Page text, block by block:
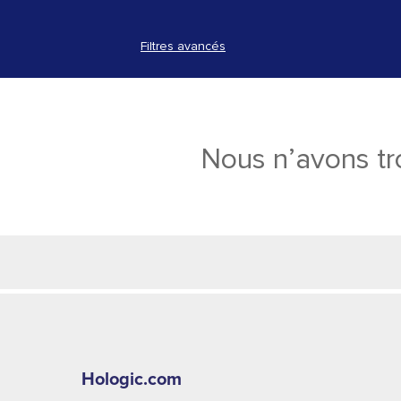
Filtres avancés
Nous n’avons
Hologic.com